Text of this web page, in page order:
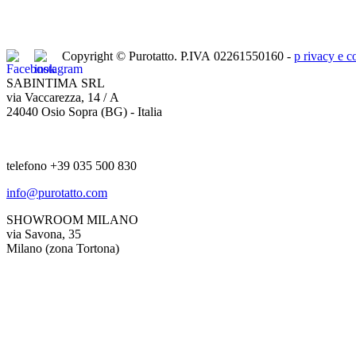
Copyright © Purotatto. P.IVA 02261550160 - p rivacy e
SABINTIMA SRL
via Vaccarezza, 14 / A
24040 Osio Sopra (BG) - Italia
telefono +39 035 500 830
info@purotatto.com
SHOWROOM MILANO
via Savona, 35
Milano (zona Tortona)